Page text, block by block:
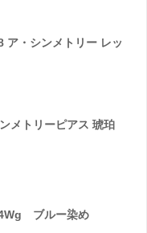
ア・シンメトリー レッ
メトリーピアス 琥珀
ブルー染め